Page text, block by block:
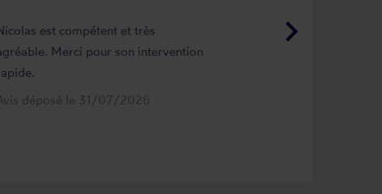
keyboard_arrow_right
est compétent et très
Merci pour son intervention
déposé le 31/07/2026